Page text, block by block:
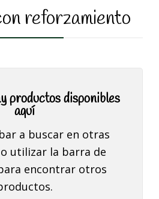
reforzamiento
productos disponibles
aquí
a buscar en otras
utilizar la barra de
encontrar otros